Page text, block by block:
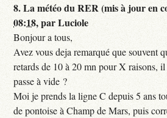
8.La météo du RER (mis à jour en
08:18,parLuciole
Bonjour a tous,
Avez vous deja remarqué que souvent
retards de 10 à 20 mn pour X raisons,
passe à vide ?
Moi je prends la ligne C depuis 5 ans
de pontoise à Champ de Mars, puis